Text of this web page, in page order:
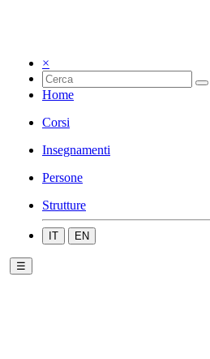
×
Home
Corsi
Insegnamenti
Persone
Strutture
IT EN
☰